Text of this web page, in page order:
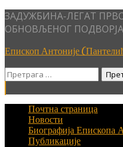
Skip
to
ЗАДУЖБИНА-ЛЕГАТ
ОБНОВЉЕНОГ
Епископ Антоније
Претрага
Почтна страница
Новости
Биографија Епископа
Публикације